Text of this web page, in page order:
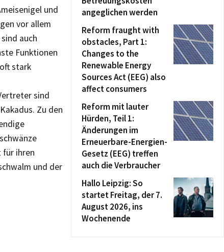
und
vor allem
auch
Funktionen
stark
sind
Zu den
für ihren
und der
angeglichen werden
Reform fraught with
obstacles, Part 1:
Changes to the
Renewable Energy
Sources Act (EEG) also
affect consumers
Reform mit lauter
Hürden, Teil 1:
Änderungen im
Erneuerbare-Energien-
Gesetz (EEG) treffen
auch die Verbraucher
Hallo Leipzig: So
startet Freitag, der 7.
August 2026, ins
Wochenende